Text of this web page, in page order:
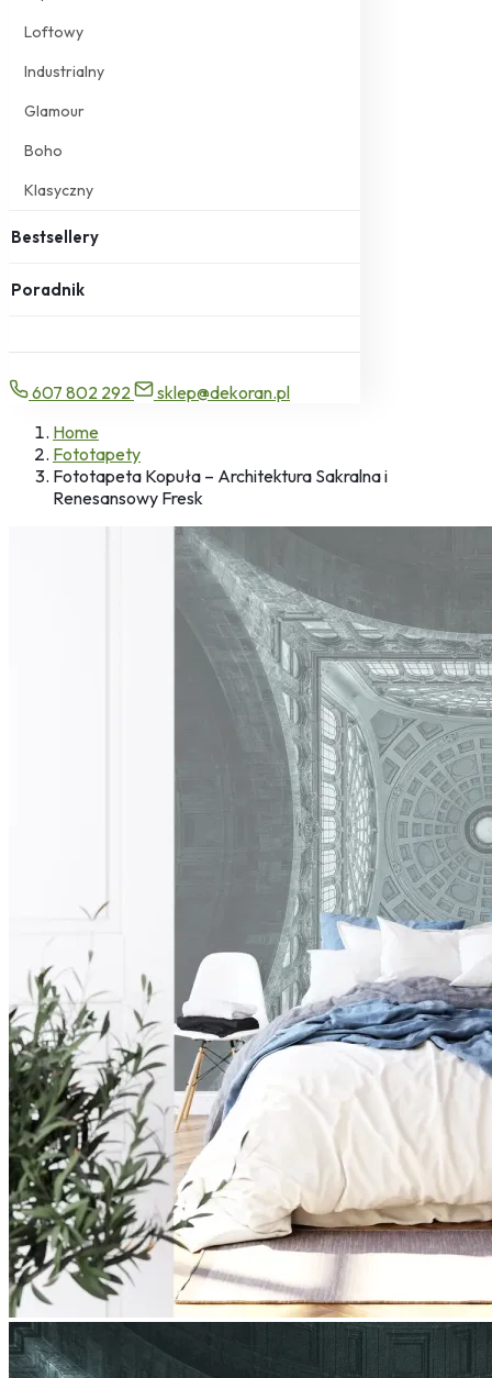
Loftowy
Industrialny
Glamour
Boho
Klasyczny
Bestsellery
Poradnik
607 802 292
sklep@dekoran.pl
Home
Fototapety
Fototapeta Kopuła – Architektura Sakralna i
Renesansowy Fresk